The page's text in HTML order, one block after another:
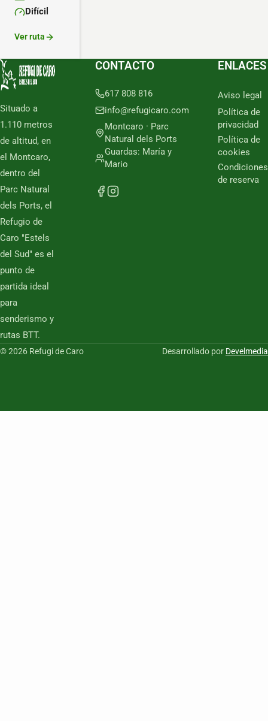
Altitud mínima:
Dificultad:
Difícil
Ver ruta
Situado a
1.110 metros
de altitud, en
el Montcaro,
dentro del
Parc Natural
dels Ports, el
Refugio de
Caro "Estels
del Sud" es el
punto de
partida ideal
para
senderismo y
rutas BTT.
CONTACTO
617 808 816
info@refugicaro.com
Montcaro · Parc
Natural dels Ports
Guardas: María y
Mario
ENLACES
Aviso legal
Política de
privacidad
Política de
cookies
Condiciones
de reserva
© 2026 Refugi de Caro Desarrollado por Develmedia